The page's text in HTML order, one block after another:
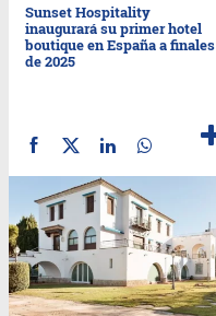
Sunset Hospitality
inaugurará su primer hotel
boutique en España a finales
de 2025